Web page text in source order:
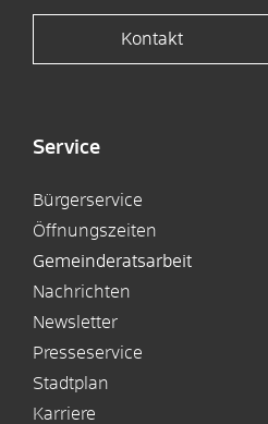
Kontakt
Service
Bürgerservice
Öffnungszeiten
Gemeinderatsarbeit
Nachrichten
Newsletter
Presseservice
Stadtplan
Karriere